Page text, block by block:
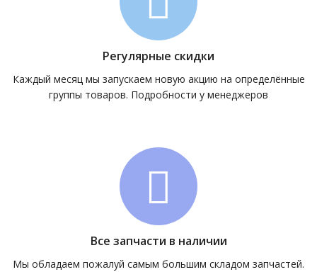
Регулярные скидки
Каждый месяц мы запускаем новую акцию на определённые
группы товаров. Подробности у менеджеров
Все запчасти в наличии
Мы обладаем пожалуй самым большим складом запчастей.